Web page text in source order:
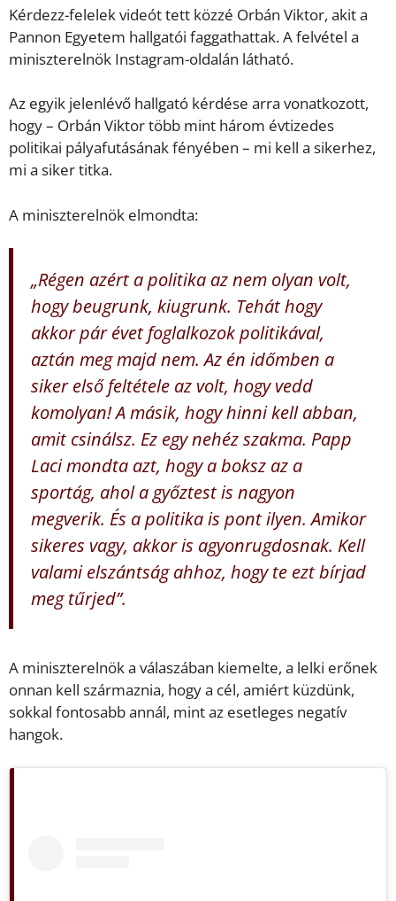
Kérdezz-felelek videót tett közzé Orbán Viktor, akit a
Pannon Egyetem hallgatói faggathattak. A felvétel a
miniszterelnök Instagram-oldalán látható.
Az egyik jelenlévő hallgató kérdése arra vonatkozott,
hogy – Orbán Viktor több mint három évtizedes
politikai pályafutásának fényében – mi kell a sikerhez,
mi a siker titka.
A miniszterelnök elmondta:
„Régen azért a politika az nem olyan volt,
hogy beugrunk, kiugrunk. Tehát hogy
akkor pár évet foglalkozok politikával,
aztán meg majd nem. Az én időmben a
siker első feltétele az volt, hogy vedd
komolyan! A másik, hogy hinni kell abban,
amit csinálsz. Ez egy nehéz szakma. Papp
Laci mondta azt, hogy a boksz az a
sportág, ahol a győztest is nagyon
megverik. És a politika is pont ilyen. Amikor
sikeres vagy, akkor is agyonrugdosnak. Kell
valami elszántság ahhoz, hogy te ezt bírjad
meg tűrjed”.
A miniszterelnök a válaszában kiemelte, a lelki erőnek
onnan kell származnia, hogy a cél, amiért küzdünk,
sokkal fontosabb annál, mint az esetleges negatív
hangok.